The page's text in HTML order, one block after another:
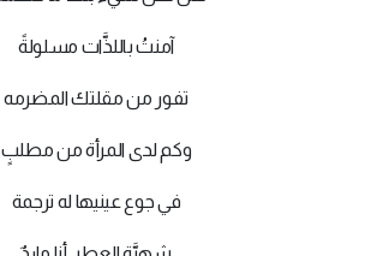
آمنتُ باللذَّات مسلولةً
تفور من مقلتك المضرمه
وكم لدى المرأة من مطلبٍ
في جوع عينيها له ترجمة